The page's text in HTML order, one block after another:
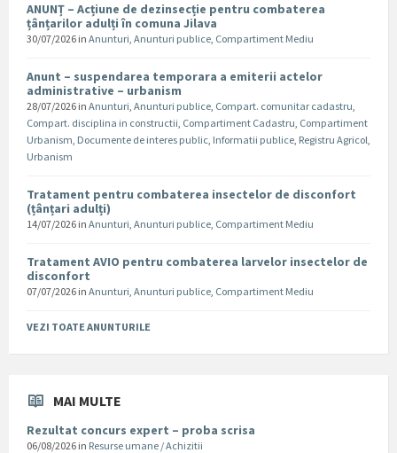
ANUNȚ – Acțiune de dezinsecție pentru combaterea
țânțarilor adulți în comuna Jilava
30/07/2026 in Anunturi, Anunturi publice, Compartiment Mediu
Anunt – suspendarea temporara a emiterii actelor
administrative – urbanism
28/07/2026 in Anunturi, Anunturi publice, Compart. comunitar cadastru,
Compart. disciplina in constructii, Compartiment Cadastru, Compartiment
Urbanism, Documente de interes public, Informatii publice, Registru Agricol,
Urbanism
Tratament pentru combaterea insectelor de disconfort
(țânțari adulți)
14/07/2026 in Anunturi, Anunturi publice, Compartiment Mediu
Tratament AVIO pentru combaterea larvelor insectelor de
disconfort
07/07/2026 in Anunturi, Anunturi publice, Compartiment Mediu
VEZI TOATE ANUNTURILE
MAI MULTE
Rezultat concurs expert – proba scrisa
06/08/2026 in Resurse umane / Achizitii